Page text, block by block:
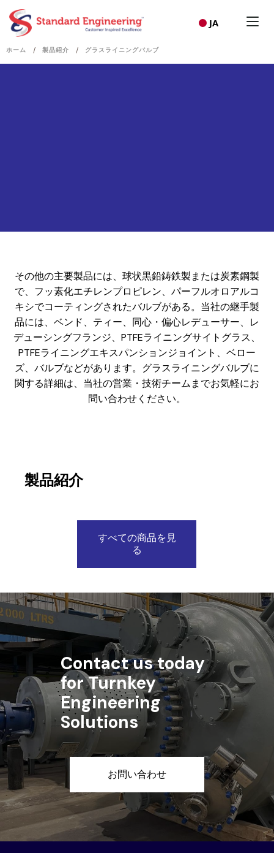
JA
ホーム / 製品紹介 / グラスライニングバルブ
その他の主要製品には、球状黒鉛鋳鉄製または炭素鋼製
で、フッ素化エチレンプロピレン、パーフルオロアルコ
キシでコーティングされたバルブがある。当社の継手製
品には、ベンド、ティー、同心・偏心レデューサー、レ
デューシングフランジ、PTFEライニングサイトグラス、
PTFEライニングエキスパンションジョイント、ベロー
ズ、バルブなどがあります。グラスライニングバルブに
関する詳細は、当社の営業・技術チームまでお気軽にお
問い合わせください。
製品紹介
すべての商品を見
る
Contact us today
for Turnkey
Engineering
Solutions
お問い合わせ